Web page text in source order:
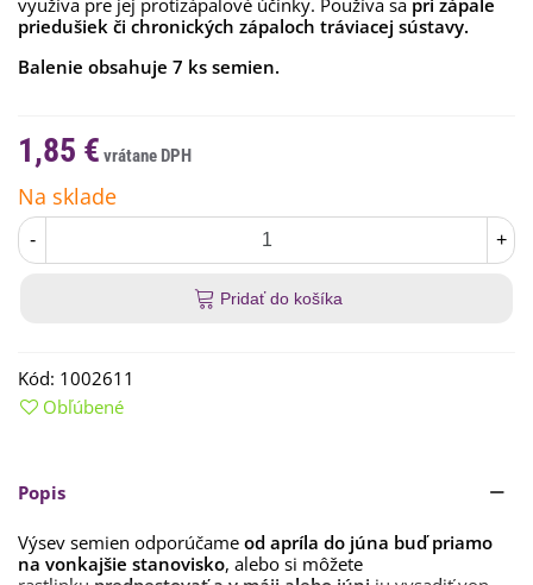
využíva pre jej protizápalové účinky. Používa sa pri zápale
priedušiek či chronických zápaloch tráviacej sústavy.
Balenie obsahuje 7 ks semien.
1,85 €
Na sklade
- +
Pridať do košíka
Kód: 1002611
Obľúbené
Popis
Výsev semien odporúčame od apríla do júna buď priamo
na vonkajšie stanovisko, alebo si môžete